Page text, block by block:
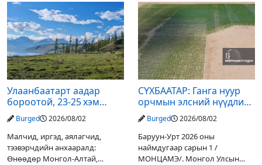
Улаанбаатарт аадар
бороотой, 23-25 хэм
дулаан байна
Burged 2026/08/02
Малчид, иргэд, аялагчид,
тээвэрчдийн анхааралд:
Өнөөдөр Монгол-Алтай,
СҮХБААТАР: Ганга нуур
орчмын элсний нүүдлийг
зогсоох туршилтын ажил
үр дүнгээ өгч эхэлжээ
Burged 2026/08/02
Баруун-Урт 2026 оны
наймдугаар сарын 1 /
МОНЦАМЭ/. Монгол Улсын